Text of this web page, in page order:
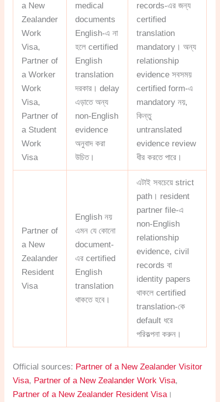
a New
Zealander
Work
Visa,
Partner of
a Worker
Work
Visa,
Partner of
a Student
Work
Visa
medical
documents
English-এ না
হলে certified
English
translation
দরকার। delay
এড়াতে অন্য
non-English
evidence
অনুবাদ করা
উচিত।
records-এর জন্য
certified
translation
mandatory। অন্য
relationship
evidence সবসময়
certified form-এ
mandatory নয়,
কিন্তু
untranslated
evidence review
ধীর করতে পারে।
Partner of
a New
Zealander
Resident
Visa
English নয়
এমন যে কোনো
document-
এর certified
English
translation
থাকতে হবে।
এটাই সবচেয়ে strict
path। resident
partner file-এ
non-English
relationship
evidence, civil
records বা
identity papers
থাকলে certified
translation-কে
default ধরে
পরিকল্পনা করুন।
Official sources: Partner of a New Zealander Visitor
Visa, Partner of a New Zealander Work Visa,
Partner of a New Zealander Resident Visa।